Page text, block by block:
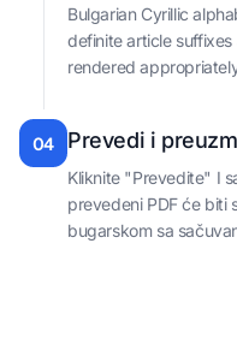
Bulgarian Cyrillic
definite article
rendered
04 Prevedi i
Kliknite "Prevedite" I
prevedeni PDF će biti
bugarskom sa